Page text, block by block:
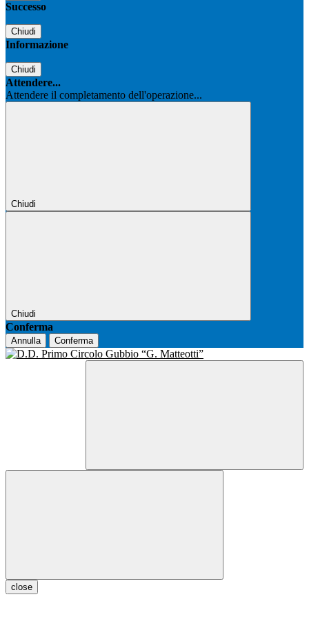
Successo
Chiudi
Informazione
Chiudi
Attendere...
Attendere il completamento dell'operazione...
Chiudi
Chiudi
Conferma
Annulla Conferma
close